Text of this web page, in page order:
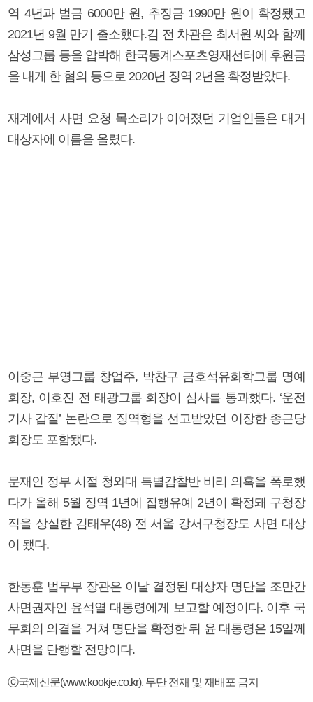
역 4년과 벌금 6000만 원, 추징금 1990만 원이 확정됐고
2021년 9월 만기 출소했다.김 전 차관은 최서원 씨와 함께
삼성그룹 등을 압박해 한국동계스포츠영재선터에 후원금
을 내게 한 혐의 등으로 2020년 징역 2년을 확정받았다.
재계에서 사면 요청 목소리가 이어졌던 기업인들은 대거
대상자에 이름을 올렸다.
이중근 부영그룹 창업주, 박찬구 금호석유화학그룹 명예
회장, 이호진 전 태광그룹 회장이 심사를 통과했다. ‘운전
기사 갑질’ 논란으로 징역형을 선고받았던 이장한 종근당
회장도 포함됐다.
문재인 정부 시절 청와대 특별감찰반 비리 의혹을 폭로했
다가 올해 5월 징역 1년에 집행유예 2년이 확정돼 구청장
직을 상실한 김태우(48) 전 서울 강서구청장도 사면 대상
이 됐다.
한동훈 법무부 장관은 이날 결정된 대상자 명단을 조만간
사면권자인 윤석열 대통령에게 보고할 예정이다. 이후 국
무회의 의결을 거쳐 명단을 확정한 뒤 윤 대통령은 15일께
사면을 단행할 전망이다.
ⓒ국제신문(www.kookje.co.kr), 무단 전재 및 재배포 금지